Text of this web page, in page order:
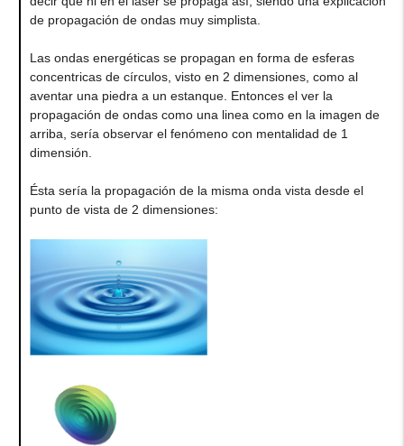
de propagación de ondas muy simplista.
Las ondas energéticas se propagan en forma de esferas
concentricas de círculos, visto en 2 dimensiones, como al
aventar una piedra a un estanque. Entonces el ver la
propagación de ondas como una linea como en la imagen de
arriba, sería observar el fenómeno con mentalidad de 1
dimensión.
Ésta sería la propagación de la misma onda vista desde el
punto de vista de 2 dimensiones: